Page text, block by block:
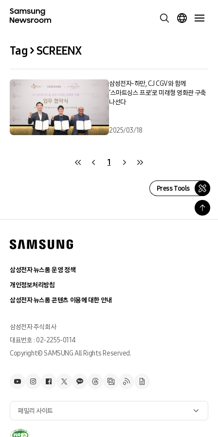
Tag > SCREENX
삼성전자-하만, CJ CGV와 함께
‘스마트싱스 프로’로 미래형 영화관 구축
나선다
2025/03/18
1
Press Tools
삼성전자 뉴스룸 운영 정책
개인정보처리방침
삼성전자 뉴스룸 콘텐츠 이용에 대한 안내
삼성전자 주식회사
대표번호 : 02-2255-0114
Copyright© SAMSUNG All Rights Reserved.
패밀리 사이트